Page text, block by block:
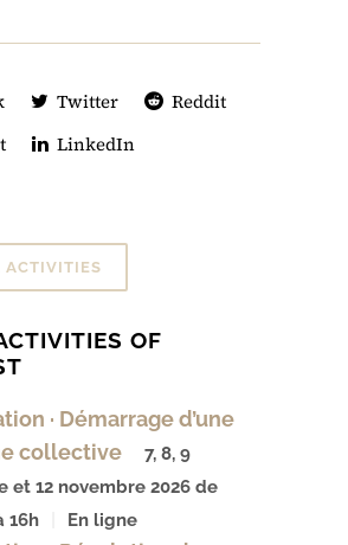
Twitter
Reddit
LinkedIn
ACTIVITIES
OF
· Démarrage d’une
collective
7, 8, 9
et 12 novembre 2026 de
16h
En ligne